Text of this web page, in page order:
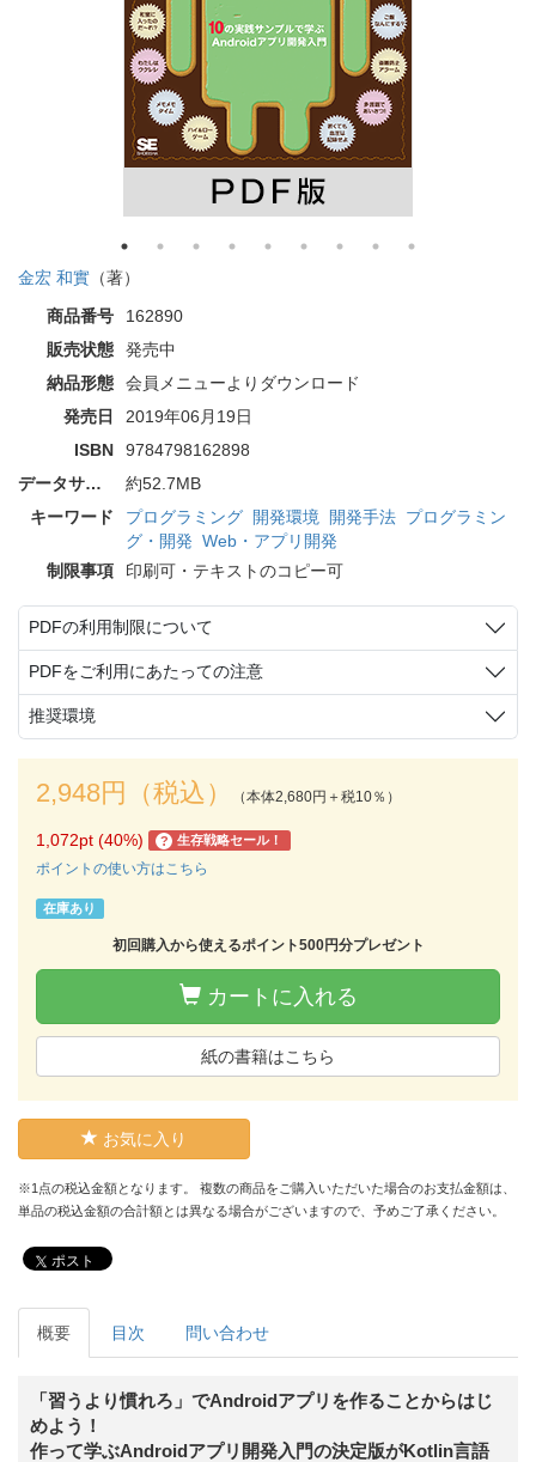
金宏 和實 （著）
商品番号
162890
販売状態
発売中
納品形態
会員メニューよりダウンロード
発売日
2019年06月19日
ISBN
9784798162898
データサイズ
約52.7MB
キーワード
プログラミング 開発環境 開発手法 プログラミン
グ・開発 Web・アプリ開発
制限事項
印刷可・テキストのコピー可
PDFの利用制限について
PDFをご利用にあたっての注意
推奨環境
2,948円（税込） （本体2,680円＋税10％）
1,072pt (40%) ? 生存戦略セール！
ポイントの使い方はこちら
在庫あり
初回購入から使えるポイント500円分プレゼント
カートに入れる
紙の書籍はこちら
お気に入り
※1点の税込金額となります。 複数の商品をご購入いただいた場合のお支払金額は、
単品の税込金額の合計額とは異なる場合がございますので、予めご了承ください。
ポスト
概要 目次 問い合わせ
「習うより慣れろ」でAndroidアプリを作ることからはじ
めよう！
作って学ぶAndroidアプリ開発入門の決定版がKotlin言語